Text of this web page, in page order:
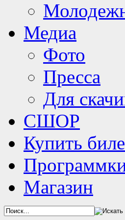
Медиа
Фото
Пресса
Для
СШОР
Купить
Магазин